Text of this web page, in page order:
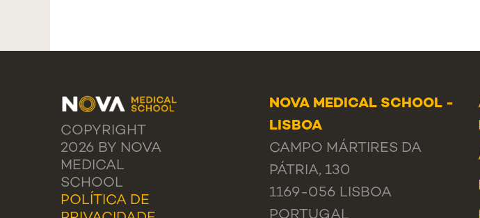
COPYRIGHT
2026 BY NOVA
MEDICAL
SCHOOL
POLÍTICA DE
NOVA MEDICAL SCHOOL -
LISBOA
CAMPO MÁRTIRES DA
PÁTRIA, 130
1169-056 LISBOA